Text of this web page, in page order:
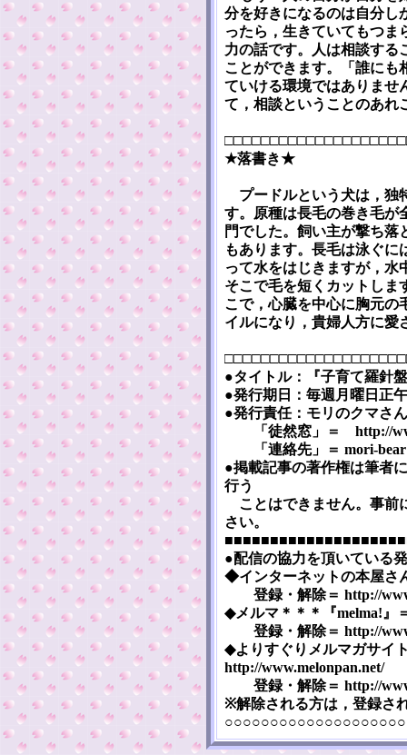
分を好きになるのは自分し
ったら，生きていてもつま
力の話です。人は相談する
ことができます。「誰にも
ていける環境ではありませ
て，相談ということのあれ
★落書き★
プードルという犬は，独
す。原種は長毛の巻き毛が
門でした。飼い主が撃ち落
もあります。長毛は泳ぐに
って水をはじきますが，水
そこで毛を短くカットしま
こで，心臓を中心に胸元の
イルになり，貴婦人方に愛
●タイトル：『子育て羅針
●発行期日：毎週月曜日正
●発行責任：モリのクマさ
「徒然窓」＝ http://
「連絡先」＝ mori-
●掲載記事の著作権は筆者
行う
ことはできません。事前
さい。
●配信の協力を頂いている
◆インターネットの本屋さ
登録・解除＝ http://
◆メルマ＊＊＊『melma!』
登録・解除＝ http://
◆よりすぐりメルマガサイ
http://www.melonpan.net/
登録・解除＝ http://
※解除される方は，登録さ